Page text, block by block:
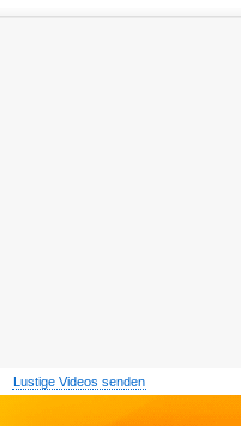
Lustige Videos senden